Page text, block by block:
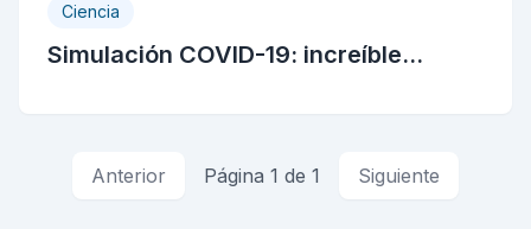
Ciencia
Simulación COVID-19: increíble...
Anterior Página 1 de 1 Siguiente